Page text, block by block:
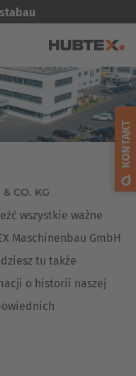
stabau
CO. KG
wszystkie ważne
Maschinenbau GmbH
tu także
o historii naszej
KONTAKT